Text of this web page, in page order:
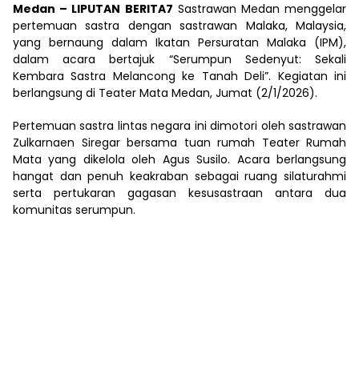
Medan – LIPUTAN BERITA7 Sastrawan Medan menggelar
pertemuan sastra dengan sastrawan Malaka, Malaysia,
yang bernaung dalam Ikatan Persuratan Malaka (IPM),
dalam acara bertajuk “Serumpun Sedenyut: Sekali
Kembara Sastra Melancong ke Tanah Deli”. Kegiatan ini
berlangsung di Teater Mata Medan, Jumat (2/1/2026).
Pertemuan sastra lintas negara ini dimotori oleh sastrawan
Zulkarnaen Siregar bersama tuan rumah Teater Rumah
Mata yang dikelola oleh Agus Susilo. Acara berlangsung
hangat dan penuh keakraban sebagai ruang silaturahmi
serta pertukaran gagasan kesusastraan antara dua
komunitas serumpun.